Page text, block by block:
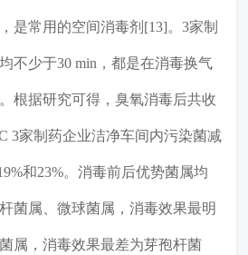
是常用的空间消毒剂[13]。3家制
不少于30 min，都是在消毒换气
根据研究可得，臭氧消毒后共收
3家制药企业洁净车间内污染菌减
和23%。消毒前后优势菌属均
菌属、微球菌属，消毒效果最明
属，消毒效果最差为芽孢杆菌